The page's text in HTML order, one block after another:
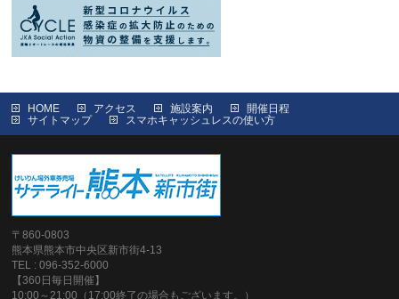
HOME アクセス 施設案内
開催日程
サイトマップ
スマホキャッシュレスの使い方
〒860-0803
熊本県熊本市中央区新市街4-13
TEL : 096-352-6000
【360日毎日開催】
10:00～21:00（17:00終了の場合もございます。）